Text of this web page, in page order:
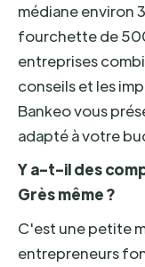
médiane environ
fourchette de
entreprises
conseils et les
Bankeo vous
adapté à votre
Y a-t-il des
Grès même ?
C'est une petite
entrepreneurs